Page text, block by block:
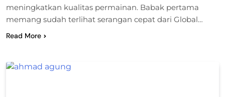
meningkatkan kualitas permainan. Babak pertama
memang sudah terlihat serangan cepat dari Global…
Read More